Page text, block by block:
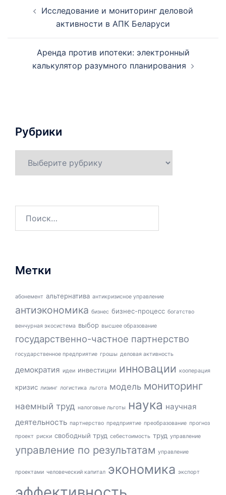
Навигация
записям
Исследование и мониторинг деловой
активности в АПК Беларуси
Аренда против ипотеки: электронный
калькулятор разумного планирования
Рубрики
Метки
абонемент альтернатива антикризисное управление
антиэкономика бизнес бизнес-процесс богатство
венчурная экосистема выбор высшее образование
государственно-частное партнерство
государственное предприятие грошы деловая активность
демократия идеи инвестиции инновации кооперация
кризис лизинг логистика льгота модель мониторинг
наемный труд налоговые льготы наука научная
деятельность партнерство предприятие преобразование прогноз
проект риски свободный труд себестоимость труд управление
управление по результатам управление
проектами человеческий капитал экономика экспорт